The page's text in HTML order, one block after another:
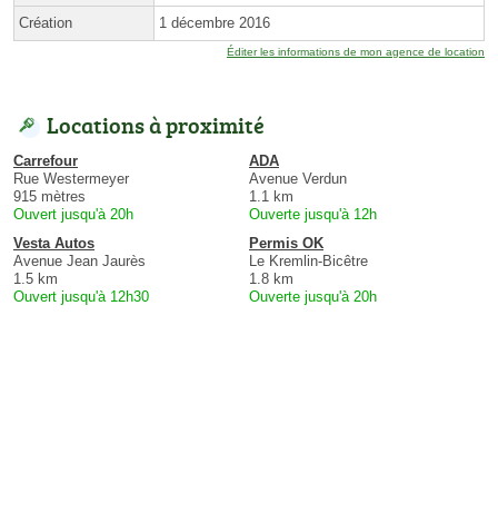
Création 1 décembre 2016
Éditer les informations de mon agence de location
Locations à proximité
Carrefour
Rue Westermeyer
915 mètres
Ouvert jusqu'à 20h
ADA
Avenue Verdun
1.1 km
Ouverte jusqu'à 12h
Vesta Autos
Avenue Jean Jaurès
1.5 km
Ouvert jusqu'à 12h30
Permis OK
Le Kremlin-Bicêtre
1.8 km
Ouverte jusqu'à 20h